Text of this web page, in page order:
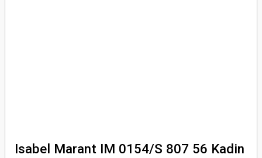
Isabel Marant IM 0154/S 807 56 Kadin